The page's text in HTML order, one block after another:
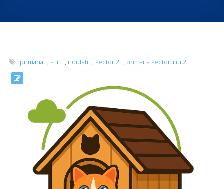
primaria , stiri , noutati , sector 2 , primaria sectorului 2